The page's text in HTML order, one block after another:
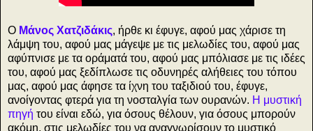
Ο Μάνος Χατζιδάκις, ήρθε κι έφυγε, αφού μας χάρισε τη
λάμψη του, αφού μας μάγεψε με τις μελωδίες του, αφού μας
αφύπνισε με τα οράματά του, αφού μας μπόλιασε με τις ιδέες
του, αφού μας ξεδίπλωσε τις οδυνηρές αλήθειες του τόπου
μας, αφού μας άφησε τα ίχνη του ταξιδιού του, έφυγε,
ανοίγοντας φτερά για τη νοσταλγία των ουρανών. Η μυστική
πηγή του είναι εδώ, για όσους θέλουν, για όσους μπορούν
ακόμη, στις μελωδίες του να αναγνωρίσουν το μυστικό